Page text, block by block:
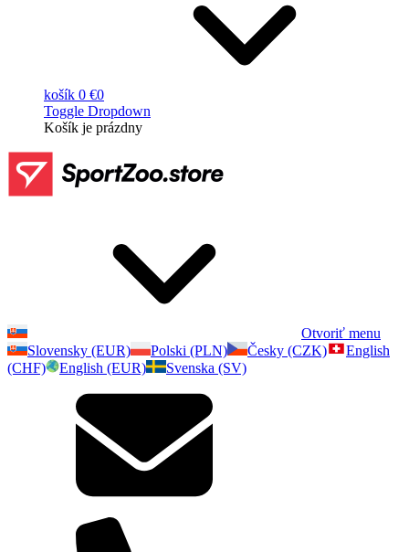
košík 0 €0
Toggle Dropdown
Košík je prázdny
Otvoriť menu
Slovensky (EUR)
Polski (PLN) Česky (CZK)
English
(CHF)
English (EUR) Svenska (SV)